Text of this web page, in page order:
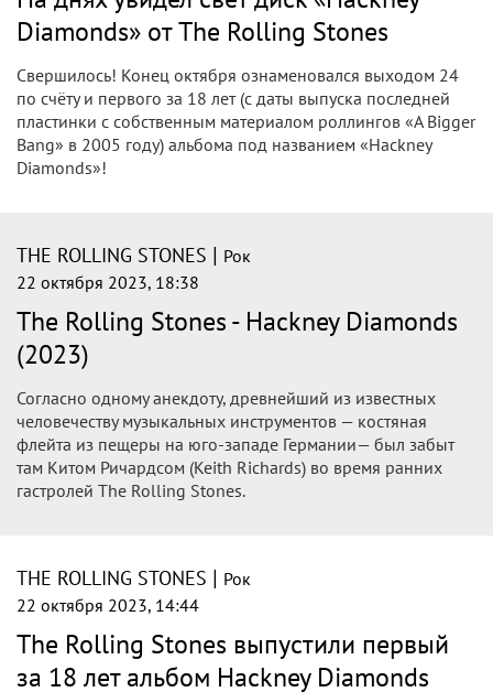
24 октября 2023, 18:00
MAXIM послушал альбом The Rolling
Stones «Hackney Diamonds» и удивился
THE ROLLING STONES
Рок
23 октября 2023, 18:59
Что вы знаете о группе The Rolling
Stones — тест
20 октября The Rolling Stones впервые за 18 лет
выпустили новый альбом Hackney Diamonds. А знаете ли
вы, почему коллектив получил такое название и как
THE ROLLING STONES
23 октября 2023, 11:27
На днях увидел свет диск «Hackney